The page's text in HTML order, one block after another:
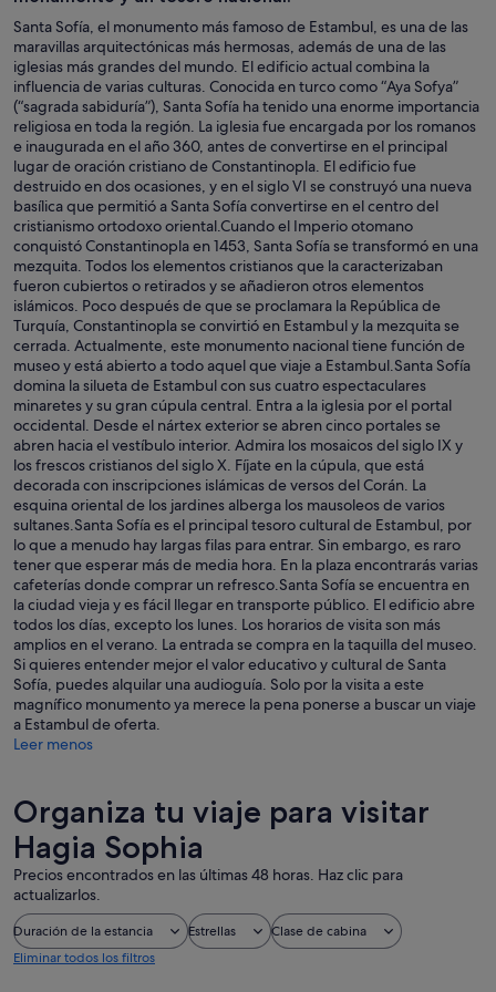
Santa Sofía, el monumento más famoso de Estambul, es una de las
maravillas arquitectónicas más hermosas, además de una de las
iglesias más grandes del mundo. El edificio actual combina la
influencia de varias culturas. Conocida en turco como “Aya Sofya”
(“sagrada sabiduría”), Santa Sofía ha tenido una enorme importancia
religiosa en toda la región. La iglesia fue encargada por los romanos
e inaugurada en el año 360, antes de convertirse en el principal
lugar de oración cristiano de Constantinopla. El edificio fue
destruido en dos ocasiones, y en el siglo VI se construyó una nueva
basílica que permitió a Santa Sofía convertirse en el centro del
cristianismo ortodoxo oriental.Cuando el Imperio otomano
conquistó Constantinopla en 1453, Santa Sofía se transformó en una
mezquita. Todos los elementos cristianos que la caracterizaban
fueron cubiertos o retirados y se añadieron otros elementos
islámicos. Poco después de que se proclamara la República de
Turquía, Constantinopla se convirtió en Estambul y la mezquita se
cerrada. Actualmente, este monumento nacional tiene función de
museo y está abierto a todo aquel que viaje a Estambul.Santa Sofía
domina la silueta de Estambul con sus cuatro espectaculares
minaretes y su gran cúpula central. Entra a la iglesia por el portal
occidental. Desde el nártex exterior se abren cinco portales se
abren hacia el vestíbulo interior. Admira los mosaicos del siglo IX y
los frescos cristianos del siglo X. Fíjate en la cúpula, que está
decorada con inscripciones islámicas de versos del Corán. La
esquina oriental de los jardines alberga los mausoleos de varios
sultanes.Santa Sofía es el principal tesoro cultural de Estambul, por
lo que a menudo hay largas filas para entrar. Sin embargo, es raro
tener que esperar más de media hora. En la plaza encontrarás varias
cafeterías donde comprar un refresco.Santa Sofía se encuentra en
la ciudad vieja y es fácil llegar en transporte público. El edificio abre
todos los días, excepto los lunes. Los horarios de visita son más
amplios en el verano. La entrada se compra en la taquilla del museo.
Si quieres entender mejor el valor educativo y cultural de Santa
Sofía, puedes alquilar una audioguía. Solo por la visita a este
magnífico monumento ya merece la pena ponerse a buscar un viaje
a Estambul de oferta.
Leer menos
Organiza tu viaje para visitar
Hagia Sophia
Precios encontrados en las últimas 48 horas. Haz clic para
actualizarlos.
Duración de la estancia Estrellas
Clase de cabina
Eliminar todos los filtros